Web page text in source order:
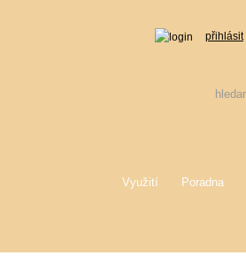
přihlásit
Poradna
Využití